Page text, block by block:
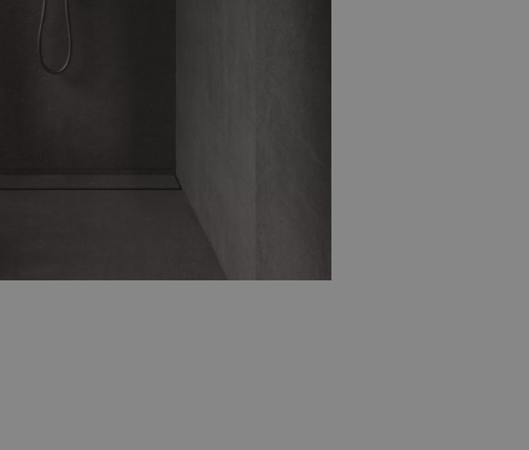
variaties zorgen voor een